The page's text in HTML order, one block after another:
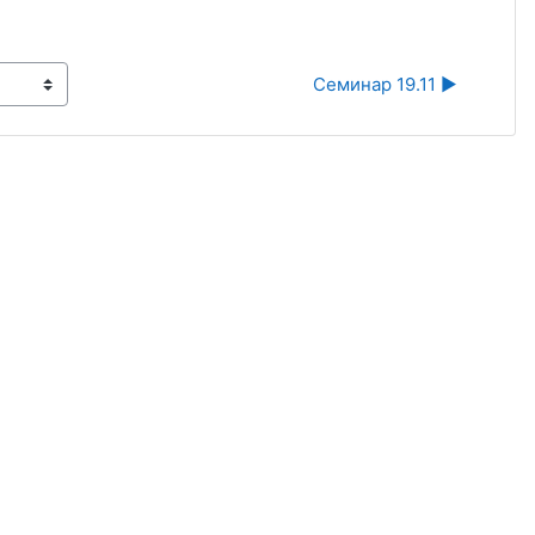
Семинар 19.11 ▶︎